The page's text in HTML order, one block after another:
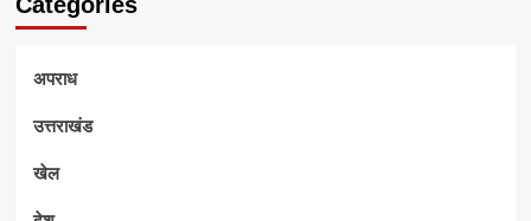
अपराध
उत्तराखंड
खेल